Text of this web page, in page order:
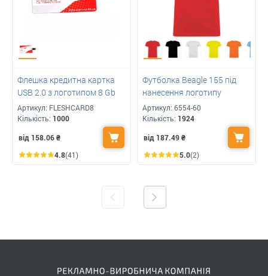
Флешка кредитна картка
USB 2.0 з логотипом 8 Gb
Артикул: FLESHCARD8
Кількість: 1000
від 158.06₴
4.8(41)
Футболка Beagle 155 під
нанесення логотипу
Артикул: 6554-60
Кількість: 1924
від 187.49₴
5.0(2)